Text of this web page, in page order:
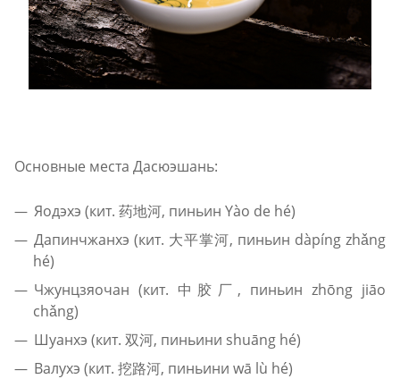
Основные места Дасюэшань:
Яодэхэ (кит. 药地河, пиньин Yào de hé)
Дапинчжанхэ (кит. 大平掌河, пиньин dàpíng zhǎng
hé)
Чжунцзяочан (кит. 中胶厂, пиньин zhōng jiāo
chǎng)
Шуанхэ (кит. 双河, пиньини shuāng hé)
Валухэ (кит. 挖路河, пиньини wā lù hé)